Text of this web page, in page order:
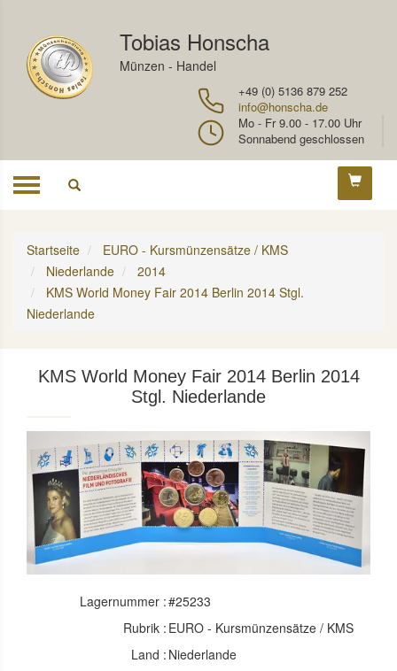
Tobias Honscha
Münzen - Handel
+49 (0) 5136 879 252
info@honscha.de
Mo - Fr 9.00 - 17.00 Uhr
Sonnabend geschlossen
Toggle
Startseite
EURO - Kursmünzensätze / KMS
Niederlande
2014
KMS World Money Fair 2014 Berlin 2014 Stgl.
Niederlande
KMS World Money Fair 2014 Berlin 2014
Stgl. Niederlande
Lagernummer :#25233
Rubrik : EURO - Kursmünzensätze / KMS
Land : Niederlande